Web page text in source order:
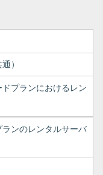
）
プランにおけるレン
ンのレンタルサーバ